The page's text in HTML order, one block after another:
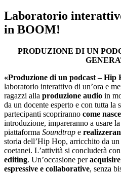
Laboratorio
in BOOM!
PRODUZIONE DI UN
«Produzione di un podcast – Hip
laboratorio interattivo di un’ora e
ragazzi alla produzione audio in
da un docente esperto e con tutta la
partecipanti scopriranno come
introduzione, impareranno a usare la
piattaforma Soundtrap e
storia dell’Hip Hop, arricchito da
coetanei. L’attività si concluderà
editing. Un’occasione per
espressive e collaborative, senza